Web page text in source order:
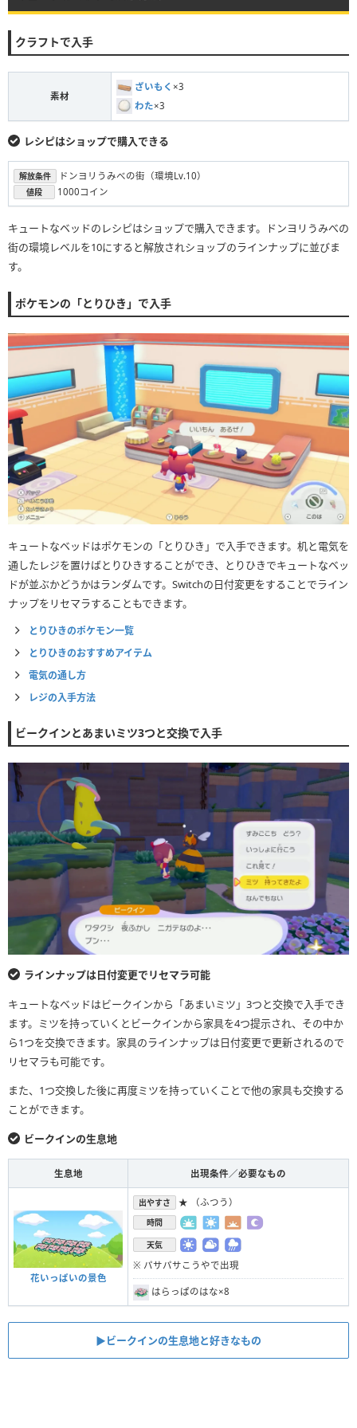
クラフトで入手
素材
ざいもく ×3
わた×3
レシピはショップで購入できる
解放条件 ドンヨリうみべの街（環境Lv.10）
値段 1000コイン
キュートなベッドのレシピはショップで購入できます。ドンヨリうみべの
街の環境レベルを10にすると解放されショップのラインナップに並びま
す。
ポケモンの「とりひき」で入手
キュートなベッドはポケモンの「とりひき」で入手できます。机と電気を
通したレジを置けばとりひきすることができ、とりひきでキュートなベッ
ドが並ぶかどうかはランダムです。Switchの日付変更をすることでライン
ナップをリセマラすることもできます。
とりひきのポケモン一覧
とりひきのおすすめアイテム
電気の通し方
レジの入手方法
ビークインとあまいミツ3つと交換で入手
ラインナップは日付変更でリセマラ可能
キュートなベッドはビークインから「あまいミツ」3つと交換で入手でき
ます。ミツを持っていくとビークインから家具を4つ提示され、その中か
ら1つを交換できます。家具のラインナップは日付変更で更新されるので
リセマラも可能です。
また、1つ交換した後に再度ミツを持っていくことで他の家具も交換する
ことができます。
ビークインの生息地
生息地 出現条件／必要なもの
花いっぱいの景色
出やすさ ★ （ふつう）
時間
天気
※ パサパサこうやで出現
はらっぱのはな×8
▶︎ビークインの生息地と好きなもの